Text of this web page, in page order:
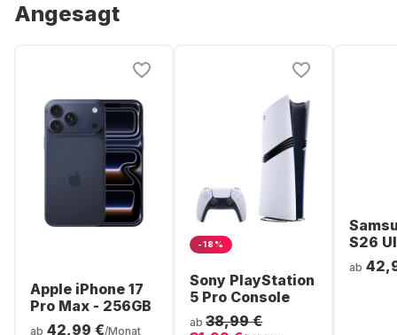
Angesagt
Apple iPhone 17
Pro Max - 256GB
ab 42,99 €/Monat
-18%
Sony PlayStation
5 Pro Console
ab 38,99 €
S26
ab